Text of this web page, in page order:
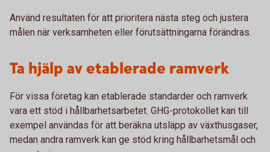
Använd resultaten för att prioritera nästa steg och justera
målen när verksamheten eller förutsättningarna förändras.
Ta hjälp av etablerade ramverk
För vissa företag kan etablerade standarder och ramverk
vara ett stöd i hållbarhetsarbetet. GHG-protokollet kan till
exempel användas för att beräkna utsläpp av växthusgaser,
medan andra ramverk kan ge stöd kring hållbarhetsmål och